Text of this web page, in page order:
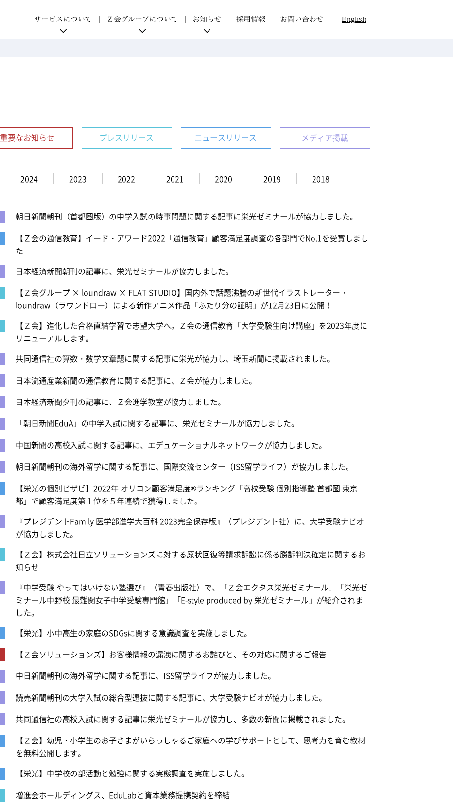
サービスについて Ｚ会グループについて お知らせ 採用情報 お問い合わせ English
重要なお知らせ プレスリリース ニュースリリース メディア掲載
2024 2023 2022 2021 2020 2019 2018
朝日新聞朝刊（首都圏版）の中学入試の時事問題に関する記事に栄光ゼミナールが協力しました。
【Ｚ会の通信教育】イード・アワード2022「通信教育」顧客満足度調査の各部門でNo.1を受賞しまし
た
日本経済新聞朝刊の記事に、栄光ゼミナールが協力しました。
【Ｚ会グループ × loundraw × FLAT STUDIO】国内外で話題沸騰の新世代イラストレーター・
loundraw（ラウンドロー）による新作アニメ作品「ふたり分の証明」が12月23日に公開！
【Ｚ会】進化した合格直結学習で志望大学へ。Ｚ会の通信教育「大学受験生向け講座」を2023年度に
リニューアルします。
共同通信社の算数・数学文章題に関する記事に栄光が協力し、埼玉新聞に掲載されました。
日本流通産業新聞の通信教育に関する記事に、Ｚ会が協力しました。
日本経済新聞夕刊の記事に、Ｚ会進学教室が協力しました。
「朝日新聞EduA」の中学入試に関する記事に、栄光ゼミナールが協力しました。
中国新聞の高校入試に関する記事に、エデュケーショナルネットワークが協力しました。
朝日新聞朝刊の海外留学に関する記事に、国際交流センター（ISS留学ライフ）が協力しました。
【栄光の個別ビザビ】2022年 オリコン顧客満足度®ランキング「高校受験 個別指導塾 首都圏 東京
都」で顧客満足度第１位を５年連続で獲得しました。
『プレジデントFamily 医学部進学大百科 2023完全保存版』（プレジデント社）に、大学受験ナビオ
が協力しました。
【Ｚ会】株式会社日立ソリューションズに対する原状回復等請求訴訟に係る勝訴判決確定に関するお
知らせ
『中学受験 やってはいけない塾選び』（青春出版社）で、「Ｚ会エクタス栄光ゼミナール」「栄光ゼ
ミナール中野校 最難関女子中学受験専門館」「E-style produced by 栄光ゼミナール」が紹介されま
した。
【栄光】小中高生の家庭のSDGsに関する意識調査を実施しました。
【Ｚ会ソリューションズ】お客様情報の漏洩に関するお詫びと、その対応に関するご報告
中日新聞朝刊の海外留学に関する記事に、ISS留学ライフが協力しました。
読売新聞朝刊の大学入試の総合型選抜に関する記事に、大学受験ナビオが協力しました。
共同通信社の高校入試に関する記事に栄光ゼミナールが協力し、多数の新聞に掲載されました。
【Ｚ会】幼児・小学生のお子さまがいらっしゃるご家庭への学びサポートとして、思考力を育む教材
を無料公開します。
【栄光】中学校の部活動と勉強に関する実態調査を実施しました。
増進会ホールディングス、EduLabと資本業務提携契約を締結